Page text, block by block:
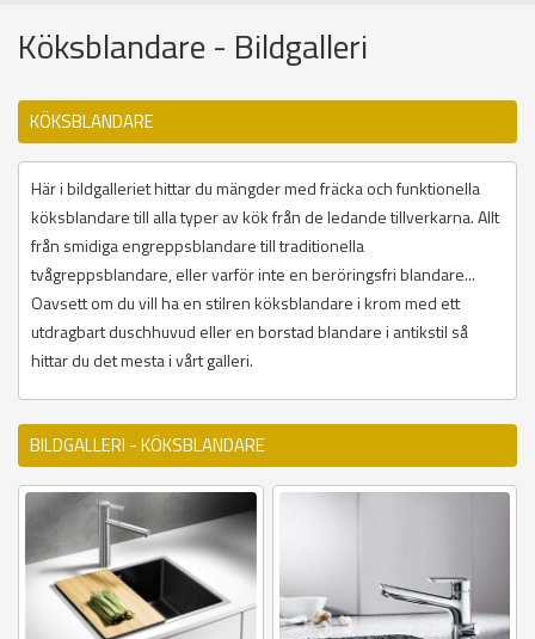
Köksblandare - Bildgalleri
KÖKSBLANDARE
Här i bildgalleriet hittar du mängder med fräcka och funktionella
köksblandare till alla typer av kök från de ledande tillverkarna. Allt
från smidiga engreppsblandare till traditionella
tvågreppsblandare, eller varför inte en beröringsfri blandare...
Oavsett om du vill ha en stilren köksblandare i krom med ett
utdragbart duschhuvud eller en borstad blandare i antikstil så
hittar du det mesta i vårt galleri.
BILDGALLERI - KÖKSBLANDARE